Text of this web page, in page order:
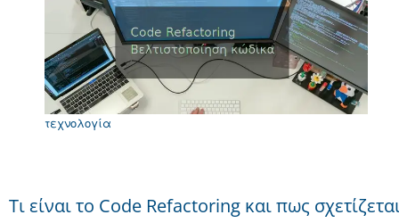
τεχνολογία
Τι είναι το Code Refactoring και πως